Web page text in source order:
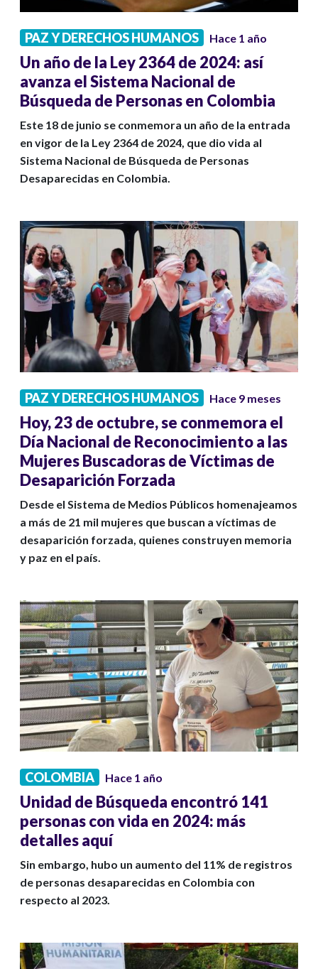
PAZ Y DERECHOS HUMANOS Hace 1 año
Un año de la Ley 2364 de 2024: así
avanza el Sistema Nacional de
Búsqueda de Personas en Colombia
Este 18 de junio se conmemora un año de la entrada
en vigor de la Ley 2364 de 2024, que dio vida al
Sistema Nacional de Búsqueda de Personas
Desaparecidas en Colombia.
PAZ Y DERECHOS HUMANOS Hace 9 meses
Hoy, 23 de octubre, se conmemora el
Día Nacional de Reconocimiento a las
Mujeres Buscadoras de Víctimas de
Desaparición Forzada
Desde el Sistema de Medios Públicos homenajeamos
a más de 21 mil mujeres que buscan a víctimas de
desaparición forzada, quienes construyen memoria
y paz en el país.
COLOMBIA Hace 1 año
Unidad de Búsqueda encontró 141
personas con vida en 2024: más
detalles aquí
Sin embargo, hubo un aumento del 11% de registros
de personas desaparecidas en Colombia con
respecto al 2023.